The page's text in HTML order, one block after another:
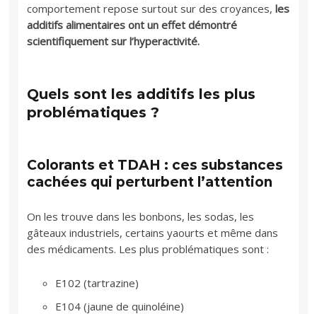
comportement repose surtout sur des croyances,les
additifs alimentaires ont un effet démontré
scientifiquement sur l’hyperactivité.
Quels sont les additifs les plus
problématiques ?
Colorants et TDAH : ces substances
cachées qui perturbent l’attention
On les trouve dans les bonbons, les sodas, les
gâteaux industriels, certains yaourts et même dans
des médicaments. Les plus problématiques sont :
E102 (tartrazine)
E104 (jaune de quinoléine)